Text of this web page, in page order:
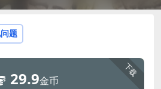
题
下载
29.9金币